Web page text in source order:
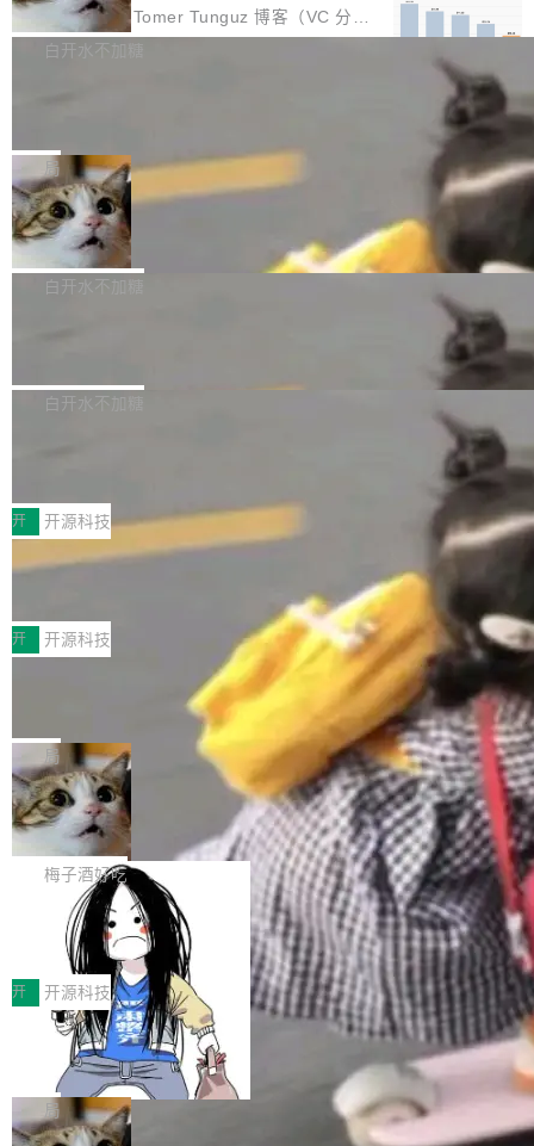
Z Flip8三款折叠屏新机均在7月22日发布，且全
部搭载骁龙8 Elite Gen5 for Galaxy，它们本该
眼的位置：「Software is made between com
mits」——软件是在 commit 之间写出来的。git
是把这段空隙补上。 回退到任何一次编辑：Delt
aDB 捕获 commit 之间的每一次操作，...
根据风险投资人Tomer Tunguz 博客（VC 分
析）披露的最新分析与第二季度业绩报告，Spac
微软同期总资本开支的四成。 与亚马逊、Alpha
bet、微软以及 Meta 等传统科技巨头相比，Spa
ceXAI的资金消耗速度尤为引人瞩目。然而，支
撑庞大支出的资金来源却呈现出截然不同的面
貌。数据显示，微软和 Meta 主要依托充沛的经
白开水不加糖
一个在终端里运行的编程 agent；Muse Spark
1.2，驱动这个 agent 的新模型。一句话概括：
你可以用 curl -fsSL https://dev.meta.ai/install.
sh | bash 安装一个能在大项目里自动规划、写
代码、验证结果的 AI 终端工具。 据介绍，Muse
个主 agent 循环，外加一组后台 agent。这些后
局
美团开源 LoHoSearch，用知识图谱校
准 AI 能力认知
机器出题的前提，是让机器拥有全局视野。整个
构建流程可以分为四个环节：建图 → 控制难度
白开水不加糖
库，并将作为transport接入Mooncake TENT。
MPComm将作为一种传输引擎接入Mooncake T
ENT，实现零拷贝传输性能提升30%、非零拷贝
传输性能最高提升5倍。UCL-MPComm底层基
于自研UCL-Engine通信引擎，后续腾讯网平将
持续开源更多基于UCL-Engine的高性能通信组
件。 腾讯网平团队在UCL-MPComm中实现了一
个独立于业务线程的全局通信引擎（Engine），
白开水不加糖
型案例入选名单》，深信服“面向企业研发场景的
开源 AI 编程平台 CoStrict 应用”凭借卓越的技术
创新与落地成效成功入选。 全链路私有化部署，
助力企业AI研发安全落地 当前，越来越多企业已
经开始引入 AI Coding 工具，通过调用公有云模
型或企业内部部署模型提升研发效率。但随着 AI
Coding 从个人辅助工具逐步走向团队级、组织
级应用，企业在规模化落地过程中，对安全性、
可控性和代码质量提出了更高要求。 首先是数据
安全与合规要求。对于大多数普通研发场景，公
有云模型能够满足快速试用和效率提升的需求。
但对于金融、能源、医疗等对数据安全要求较...
开 开源科技
深信服AI算力网关入选工信部人工智能
前不久，工业和信息化部正式发布《2025年人工
智能应用典型案例名单》，集中展示人工智能在
各领域的应用成果，覆盖技术底座、行业赋能、
产品应用、支撑保障、专题等五大方向。深信服
AI算力网关（AI创新平台）成功入选！ 随着各行
各业的Agent走向规模化建设，算力构成形态逐
渐丰富，用户关注的重点也在发生变化：不只是
让AI用起来，还要进一步看清混合算力时代下，
Token花在哪里、算力是否被充分利用，以及持
续增长的AI成本该如何优化。 深信服AI算力网关
正是围绕这些实际问题，从Token治理和成本治
理两个方面，让用户的每一份算力都看得清、管
得住、用得稳、省得下、更安全！ 一、从现在开
始，Token使用一目...
开 开源科技
Jeff Dean 离开 Google：一个时代的结
束，一个实验室的开始
Google 员工编号 20。MapReduce 作者之一。
Bigtable 作者之一。TensorFlow 的作者之一。
Gemini 的架构师。Google 首席科学家。 Jeff D
ean 在 Google 工作了 27 年后，宣布离职。 他
不是一个人走。一同离开的还有 Sanjay Ghema
wat（Google 员工编号 23，Jeff Dean 二十多
年的编程搭档，MapReduce 和 Bigtable 的共同
作者）、Quoc Le（Google 大脑核心成员，Se
q2Seq 和 DocAI 的共同发明人）以及 Oriol Vin
yals（Gemini 联合负责人，AlphaSta...
局
🔥 SolonCode v2026.8.4 发布：界面
字体可调、22 种语言、记忆搜索增强
打开终端就能上岗的全中文编码智能体，这一轮
把「看得清、用母语、记得住」三件事一次补
齐。 SolonCode 是什么 SolonCode 是杭州无
耳科技研发的企业级终端编码智能体——一位全
中文驱动的数字员工，自主理解需求、规划步
骤、编写代码。不挑模型、不挑平台，curl 一行
装完即用。 开源地址：Gitee · GitCode · GitHu
b 安装 支持 Java 8+（8~26）、macOS / Linu
x / Windows / Harmony PC。 # macOS / Linu
x / Harmony PC curl -fsSL https://solon.noea
r.org/solon...
梅子酒好吃
让“代码语义理解”深度释放AI Coding
价值潜能：华为云码道（CodeArts）
代码仓技术解析
一、代码仓深度理解技术的作用与价值 在软件工
程实践中，代码仓是企业核心知识资产的主要载
体。企业级代码仓库通常包含数十万乃至数百万
个文件，其规模远超单次模型调用可承载的上下
文窗口。随着项目规模的持续扩张与代码历史的
不断累积，代码仓中的模块关系、接口契约、业
务逻辑等关键信息往往分散于数十乃至数百个文
开 开源科技
一条“删库”命令跑 17 小时，算法工程
师删光 89TB 数据只为干私活
最高人民检察院8月4日公布了一起案件：北京一
名90后算法工程师王某，为了给自己接的私活腾
服务器空间，删光了公司AI游戏部门的全部核心
局